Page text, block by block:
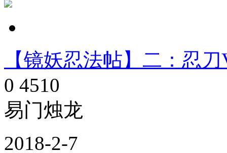
【镜妖忍法帖】二：忍
0 4510
易门烛龙
2018-2-7